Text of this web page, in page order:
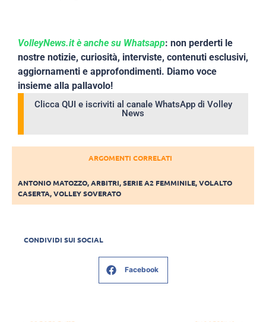
VolleyNews.it è anche su Whatsapp: non perderti le
nostre notizie, curiosità, interviste, contenuti esclusivi,
aggiornamenti e approfondimenti. Diamo voce
insieme alla pallavolo!
Clicca QUI e iscriviti al canale WhatsApp di Volley
News
ARGOMENTI CORRELATI
ANTONIO MATOZZO,ARBITRI,SERIE A2 FEMMINILE,VOLALTO
CASERTA,VOLLEY SOVERATO
CONDIVIDI SUI SOCIAL
Facebook